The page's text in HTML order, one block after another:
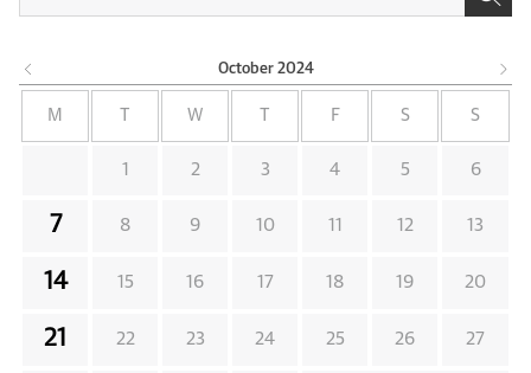
October 2024
M W F S S
1 2 3 4 5 6
7 8 9 10 11 12 13
14 15 16 17 18 19 20
21 22 23 24 25 26 27